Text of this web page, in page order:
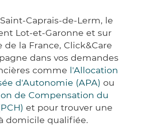
Caprais-de-Lerm, le
Lot-et-Garonne et sur
de la France, Click&Care
dans vos demandes
comme l'Allocation
d'Autonomie (APA) ou
de Compensation du
et pour trouver une
domicile qualifiée.